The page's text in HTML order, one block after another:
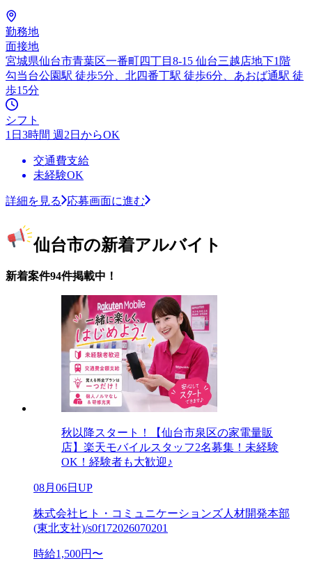
勤務地
面接地
宮城県仙台市青葉区一番町四丁目8-15 仙台三越店地下1階
勾当台公園駅 徒歩5分、北四番丁駅 徒歩6分、あおば通駅 徒
歩15分
シフト
1日3時間 週2日からOK
交通費支給
未経験OK
詳細を見る 応募画面に進む
仙台市の新着アルバイト
新着案件94件掲載中！
秋以降スタート！【仙台市泉区の家電量販
店】楽天モバイルスタッフ2名募集！未経験
OK！経験者も大歓迎♪
08月06日UP
株式会社ヒト・コミュニケーションズ人材開発本部
(東北支社)/s0f172026070201
時給1,500円〜